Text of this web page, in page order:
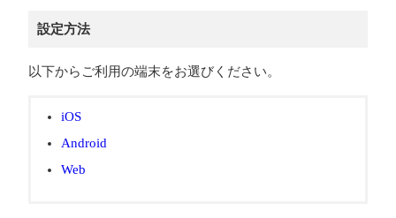
設定方法
以下からご利用の端末をお選びください。
iOS
Android
Web